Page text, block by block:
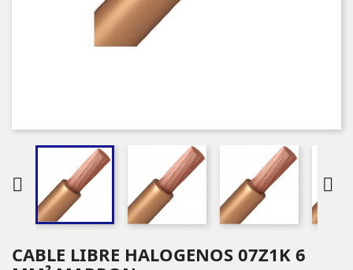
 
CABLE LIBRE HALOGENOS 07Z1K 6